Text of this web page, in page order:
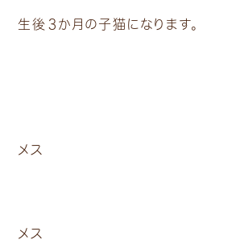
生後３か月の子猫になります。
メス
メス